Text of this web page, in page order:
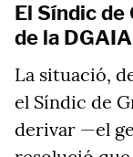
El Síndic
de la DGAIA
La situació,
el Síndic de
derivar —el